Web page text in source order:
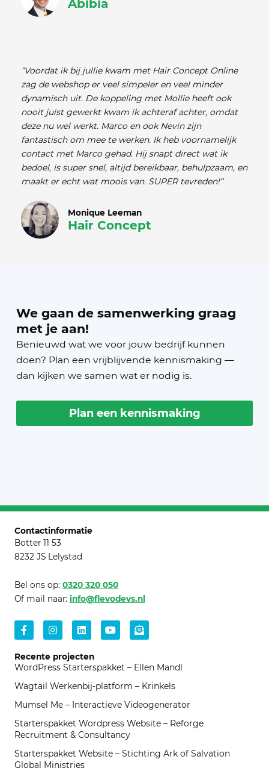
Abibia
“Voordat ik bij jullie kwam met Hair Concept Online
zag de webshop er veel simpeler en veel minder
dynamisch uit. De koppeling met Mollie heeft ook
nooit juist gewerkt kwam ik achteraf achter, omdat
deze nu wel werkt. Marco en ook Nevin zijn
fantastisch om mee te werken. Ik heb voornamelijk
contact met Marco gehad. Hij snapt direct wat ik
bedoel, is super snel, altijd bereikbaar, behulpzaam, en
maakt er echt wat moois van. SUPER tevreden!“
Monique Leeman
Hair Concept
We gaan de samenwerking graag
met je aan!
Benieuwd wat we voor jouw bedrijf kunnen
doen? Plan een vrijblijvende kennismaking —
dan kijken we samen wat er nodig is.
Plan een kennismaking
Contactinformatie
Botter 11 53
8232 JS Lelystad
Bel ons op: 0320 320 050
Of mail naar: info@flevodevs.nl
Facebook-
f
Instagram
LinkedinYoutubeEnvelope-
open-
text
Recente projecten
WordPress Starterspakket – Ellen Mandl
Wagtail Werkenbij-platform – Krinkels
Mumsel Me – Interactieve Videogenerator
Starterspakket Wordpress Website – Reforge
Recruitment & Consultancy
Starterspakket Website – Stichting Ark of Salvation
Global Ministries